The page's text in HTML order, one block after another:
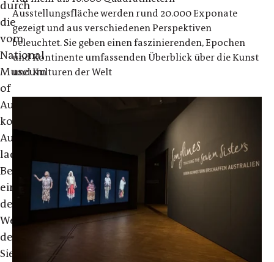
durch
die
vom
National
Museum
of
Australia
konzipierte
Ausstellung
laden
Besucher*innen
ein,
dem
Weg
der
Sieben
Ausstellungsfläche werden rund 20.000 Exponate
gezeigt und aus verschiedenen Perspektiven
beleuchtet. Sie geben einen faszinierenden, Epochen
und Kontinente umfassenden Überblick über die Kunst
und Kulturen der Welt